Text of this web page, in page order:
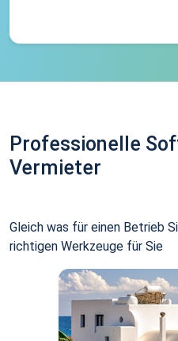
Professionelle
Vermieter
Gleich was für einen Betrieb
richtigen Werkzeuge für Sie